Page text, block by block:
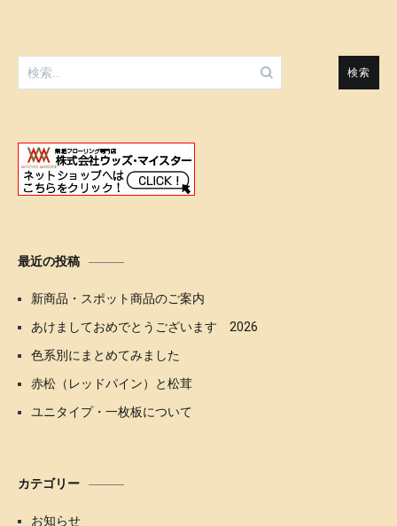
ー
シ
ン
検
索:
最近の投稿
新商品・スポット商品のご案内
あけましておめでとうございます 2026
色系別にまとめてみました
赤松（レッドパイン）と松茸
ユニタイプ・一枚板について
カテゴリー
お知らせ